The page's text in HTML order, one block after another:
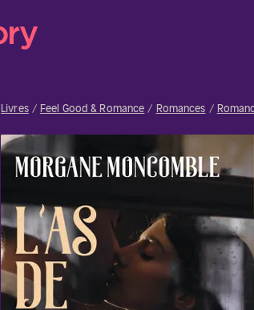
Livres Feel Good & Romance Romances